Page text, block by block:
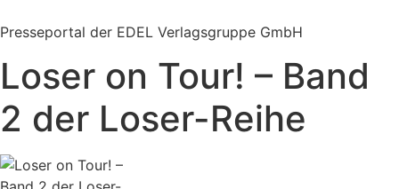
Inhalt
Presseportal der EDEL Verlagsgruppe GmbH
Loser on Tour! – Band
2 der Loser-Reihe